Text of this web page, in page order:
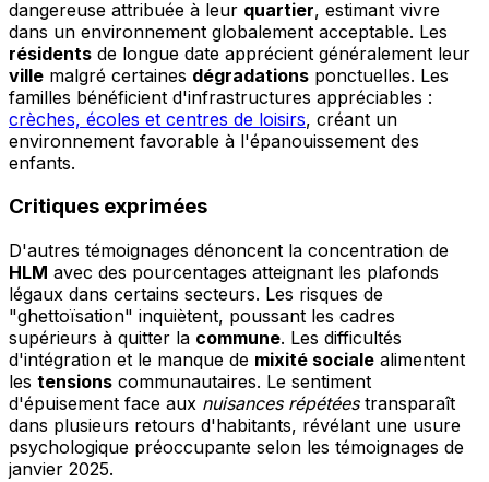
dangereuse attribuée à leur quartier, estimant vivre
dans un environnement globalement acceptable. Les
résidents de longue date apprécient généralement leur
ville malgré certaines dégradations ponctuelles. Les
familles bénéficient d'infrastructures appréciables :
crèches, écoles et centres de loisirs, créant un
environnement favorable à l'épanouissement des
enfants.
Critiques exprimées
D'autres témoignages dénoncent la concentration de
HLM avec des pourcentages atteignant les plafonds
légaux dans certains secteurs. Les risques de
"ghettoïsation" inquiètent, poussant les cadres
supérieurs à quitter la commune. Les difficultés
d'intégration et le manque de mixité sociale alimentent
les tensions communautaires. Le sentiment
d'épuisement face aux nuisances répétéestransparaît
dans plusieurs retours d'habitants, révélant une usure
psychologique préoccupante selon les témoignages de
janvier 2025.